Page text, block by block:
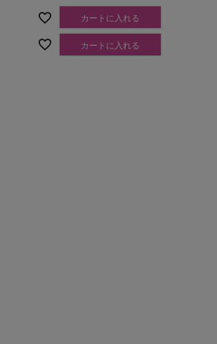
カートに入れる
カートに入れる